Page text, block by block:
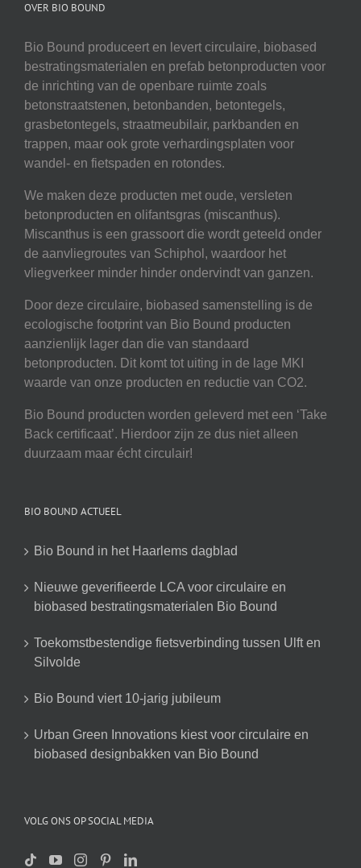
OVER BIO BOUND
Bio Bound produceert en levert circulaire, biobased
bestratingsmaterialen en prefab betonproducten voor
de inrichting van de openbare ruimte zoals
betonstraatstenen, betonbanden, betontegels,
grasbetontegels, straatmeubilair, parkbanden en
trappen, maar ook grote verhardingsplaten voor
wandel- en fietspaden en rotondes.
We maken deze producten met oude, versleten
betonproducten en olifantsgras (miscanthus).
Miscanthus is een grassoort die wordt geteeld onder
de aanvliegroutes van Schiphol, waardoor het
vliegverkeer minder hinder ondervindt van ganzen.
Door deze circulaire, biobased samenstelling is de
ecologische footprint van Bio Bound producten
aanzienlijk lager dan die van standaard
betonproducten. Dit komt tot uiting in de lage MKI
waarde van onze producten en reductie van CO2.
Bio Bound producten worden geleverd met een ‘Take
Back certificaat’. Hierdoor zijn ze dus niet alleen
duurzaam maar écht circulair!
BIO BOUND ACTUEEL
Bio Bound in het Haarlems dagblad
Nieuwe geverifieerde LCA voor circulaire en
biobased bestratingsmaterialen Bio Bound
Toekomstbestendige fietsverbinding tussen Ulft en
Silvolde
Bio Bound viert 10-jarig jubileum
Urban Green Innovations kiest voor circulaire en
biobased designbakken van Bio Bound
VOLG ONS OP SOCIAL MEDIA